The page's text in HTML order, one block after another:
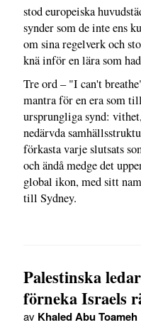
stod europeiska
synder som de inte ens
om sina regelverk och
knä inför en lära som
Tre ord – "I can't
mantra för en era som
ursprungliga synd:
nedärvda
förkasta varje slutsats
och ändå medge det
global ikon, med sitt
till Sydney.
Palestinska
förneka Israels
av Khaled Abu Toameh